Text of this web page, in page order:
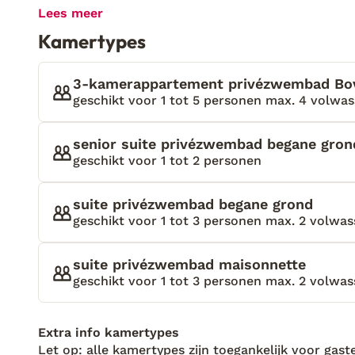
wandel ik op mijn gemak naar het centrum en ik
voor detail en comfort. Elke suite is voorzien van
ligbedden, perfect om van de zon te genieten.
zandstrand en het centrum van Gouves, waar de
omgeving vind je gezellige cafés, traditionele
Cretaquarium en een waterpark. Avra Lux Suites
ontdekken, met een combinatie van comfort en
Lees meer
Kamertypes
3-kamerappartement privézwembad
geschikt voor 1 tot 5 personen max. 4
senior suite privézwembad begane
geschikt voor 1 tot 2 personen
suite privézwembad begane grond
geschikt voor 1 tot 3 personen max. 2
suite privézwembad maisonnette
geschikt voor 1 tot 3 personen max. 2
Extra info kamertypes
Let op: alle kamertypes zijn toegankelijk voor